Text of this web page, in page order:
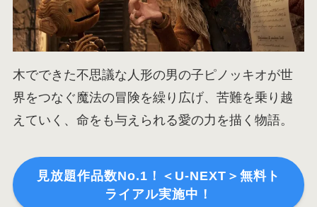
木でできた不思議な人形の男の子ピノッキオが世
界をつなぐ魔法の冒険を繰り広げ、苦難を乗り越
えていく、命をも与えられる愛の力を描く物語。
見放題作品数No.1！＜U-NEXT＞無料ト
ライアル実施中！